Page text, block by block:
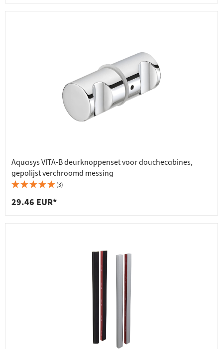
Aquasys VITA-B deurknoppenset voor douchecabines,
gepolijst verchroomd messing
(3)
29.46 EUR*